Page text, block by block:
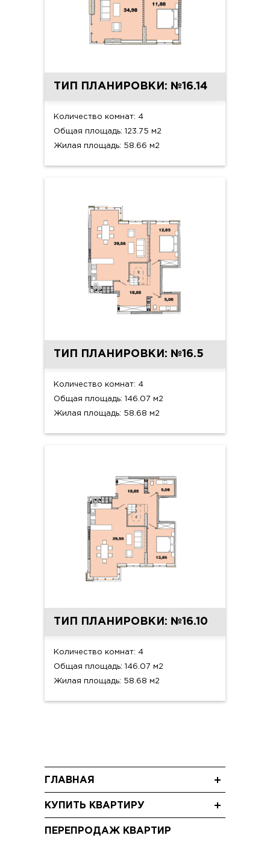
ТИП ПЛАНИРОВКИ: №16.14
Количество комнат: 4
Общая площадь: 123.75 м2
Жилая площадь: 58.66 м2
ТИП ПЛАНИРОВКИ: №16.5
Количество комнат: 4
Общая площадь: 146.07 м2
Жилая площадь: 58.68 м2
ТИП ПЛАНИРОВКИ: №16.10
Количество комнат: 4
Общая площадь: 146.07 м2
Жилая площадь: 58.68 м2
ГЛАВНАЯ
Акции
КУПИТЬ КВАРТИРУ
ПЕРЕПРОДАЖ КВАРТИР